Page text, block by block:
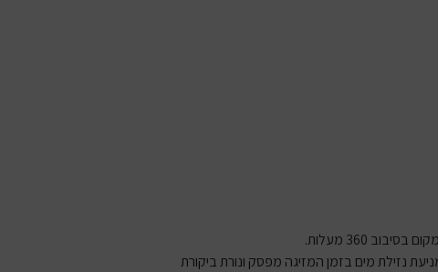
360 מעלות.
נזילת מים בזמן המזיגה מפסק ונורת ביקורת